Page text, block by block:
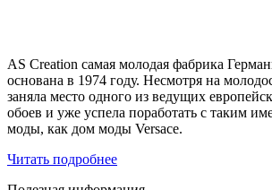
AS Creation самая молодая фабрика
основана в 1974 году. Несмотря на
заняла место одного из ведущих
обоев и уже успела поработать с таким
моды, как дом моды Versace.
Читать подробнее